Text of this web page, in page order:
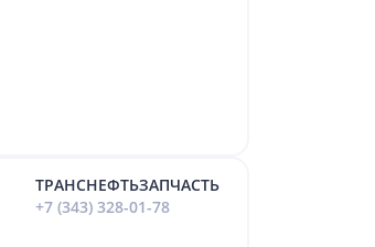
ТРАНСНЕФТЬЗАПЧАСТЬ
+7 (343) 328-01-78